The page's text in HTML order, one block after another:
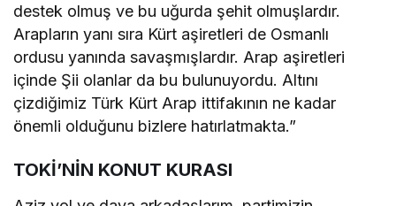
destek olmuş ve bu uğurda şehit olmuşlardır.
Arapların yanı sıra Kürt aşiretleri de Osmanlı
ordusu yanında savaşmışlardır. Arap aşiretleri
içinde Şii olanlar da bu bulunuyordu. Altını
çizdiğimiz Türk Kürt Arap ittifakının ne kadar
önemli olduğunu bizlere hatırlatmakta.”
TOKİ’NİN KONUT KURASI